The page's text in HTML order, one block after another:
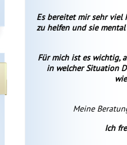
Es bereitet mir sehr viel
zu helfen und sie
Für mich ist es wichtig,
in welcher Situation
Meine
Ich